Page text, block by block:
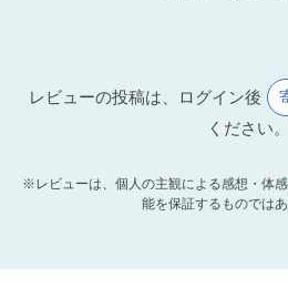
レビューの投稿は、ログイン後
ください。
※レビューは、個人の主観による感想・体
能を保証するものではあ